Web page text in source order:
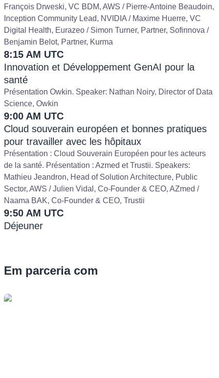
François Drweski, VC BDM, AWS / Pierre-Antoine Beaudoin,
Inception Community Lead, NVIDIA / Maxime Huerre, VC
Digital Health, Eurazeo / Simon Turner, Partner, Sofinnova /
Benjamin Belot, Partner, Kurma
8:15 AM UTC
Innovation et Développement GenAI pour la
santé
Présentation Owkin. Speaker: Nathan Noiry, Director of Data
Science, Owkin
9:00 AM UTC
Cloud souverain européen et bonnes pratiques
pour travailler avec les hôpitaux
Présentation : Cloud Souverain Européen pour les acteurs
de la santé. Présentation : Azmed et Trustii. Speakers:
Mathieu Jeandron, Head of Solution Architecture, Public
Sector, AWS / Julien Vidal, Co-Founder & CEO, AZmed /
Naama BAK, Co-Founder & CEO, Trustii
9:50 AM UTC
Déjeuner
Em parceria com